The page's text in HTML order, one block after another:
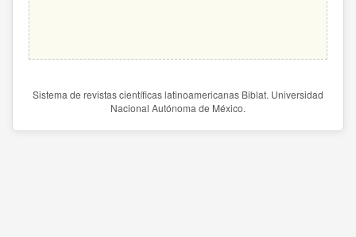
Sistema de revistas científicas latinoamericanas Biblat. Universidad
Nacional Autónoma de México.